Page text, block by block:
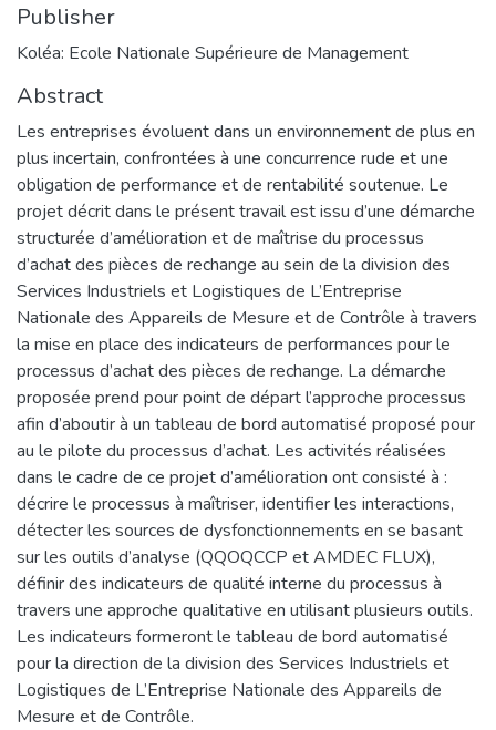
Publisher
Koléa: Ecole Nationale Supérieure de Management
Abstract
Les entreprises évoluent dans un environnement de plus en
plus incertain, confrontées à une concurrence rude et une
obligation de performance et de rentabilité soutenue. Le
projet décrit dans le présent travail est issu d’une démarche
structurée d’amélioration et de maîtrise du processus
d’achat des pièces de rechange au sein de la division des
Services Industriels et Logistiques de L’Entreprise
Nationale des Appareils de Mesure et de Contrôle à travers
la mise en place des indicateurs de performances pour le
processus d’achat des pièces de rechange. La démarche
proposée prend pour point de départ l’approche processus
afin d’aboutir à un tableau de bord automatisé proposé pour
au le pilote du processus d’achat. Les activités réalisées
dans le cadre de ce projet d’amélioration ont consisté à :
décrire le processus à maîtriser, identifier les interactions,
détecter les sources de dysfonctionnements en se basant
sur les outils d’analyse (QQOQCCP et AMDEC FLUX),
définir des indicateurs de qualité interne du processus à
travers une approche qualitative en utilisant plusieurs outils.
Les indicateurs formeront le tableau de bord automatisé
pour la direction de la division des Services Industriels et
Logistiques de L’Entreprise Nationale des Appareils de
Mesure et de Contrôle.